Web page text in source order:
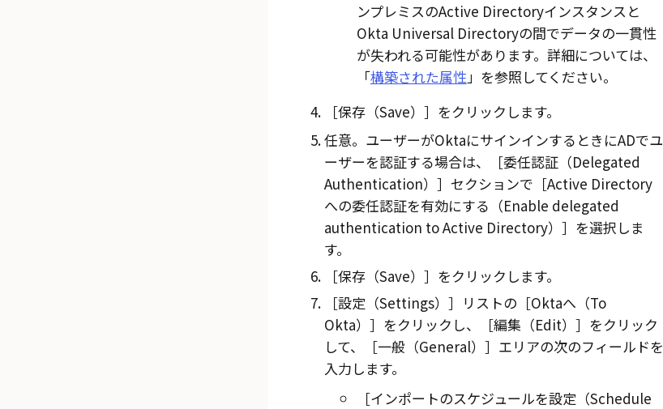
ンプレミスのActive Directoryインスタンスと
Okta Universal Directoryの間でデータの一貫性
が失われる可能性があります。詳細については、
「構築された属性」を参照してください。
保存（Save）
をクリックします。
任意。ユーザーがOktaにサインインするときにADでユ
ーザーを認証する場合は、
委任認証（Delegated
Authentication）
セクションで
Active Directory
への委任認証を有効にする（Enable delegated
authentication to Active Directory）
を選択しま
す。
保存（Save）
をクリックします。
設定（Settings）
リストの
Oktaへ（To
Okta）
をクリックし、 編集（Edit）
をクリック
して、
一般（General）
エリアの次のフィールドを
入力します。
インポートのスケジュールを設定（Schedule